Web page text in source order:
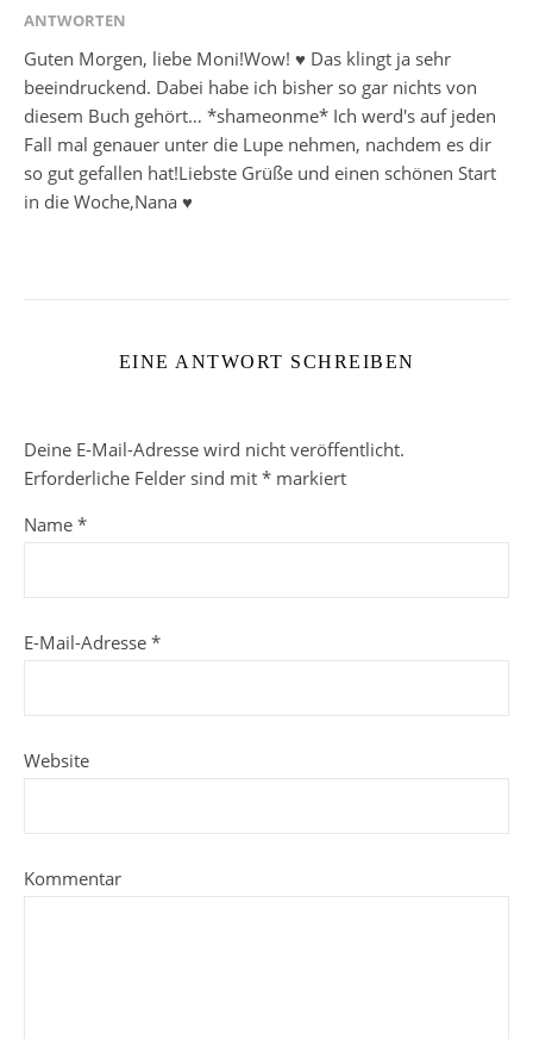
ANTWORTEN
Guten Morgen, liebe Moni!Wow! ♥ Das klingt ja sehr
beeindruckend. Dabei habe ich bisher so gar nichts von
diesem Buch gehört… *shameonme* Ich werd's auf jeden
Fall mal genauer unter die Lupe nehmen, nachdem es dir
so gut gefallen hat!Liebste Grüße und einen schönen Start
in die Woche,Nana ♥
EINE ANTWORT SCHREIBEN
Deine E-Mail-Adresse wird nicht veröffentlicht.
Erforderliche Felder sind mit * markiert
Name *
E-Mail-Adresse *
Website
Kommentar